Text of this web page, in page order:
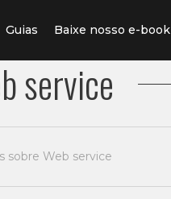
Guias Baixe nosso e-book
service
sobre Web service